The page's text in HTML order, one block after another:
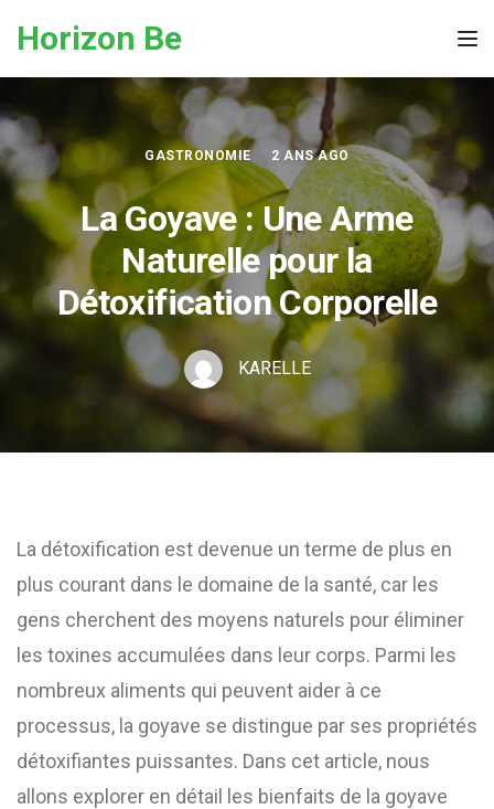
Horizon Be
GASTRONOMIE 2 ANS AGO
La Goyave : Une Arme
Naturelle pour la
Détoxification Corporelle
KARELLE
La détoxification est devenue un terme de plus en
plus courant dans le domaine de la santé, car les
gens cherchent des moyens naturels pour éliminer
les toxines accumulées dans leur corps. Parmi les
nombreux aliments qui peuvent aider à ce
processus, la goyave se distingue par ses propriétés
détoxifiantes puissantes. Dans cet article, nous
allons explorer en détail les bienfaits de la goyave